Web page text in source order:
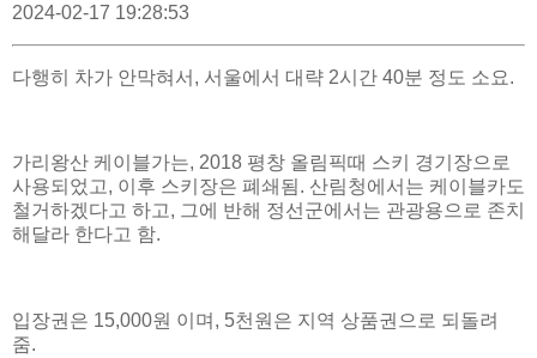
2024-02-17 19:28:53
다행히 차가 안막혀서, 서울에서 대략 2시간 40분 정도 소요.
가리왕산 케이블가는, 2018 평창 올림픽때 스키 경기장으로
사용되었고, 이후 스키장은 폐쇄됨. 산림청에서는 케이블카도
철거하겠다고 하고, 그에 반해 정선군에서는 관광용으로 존치
해달라 한다고 함.
입장권은 15,000원 이며, 5천원은 지역 상품권으로 되돌려
줌.